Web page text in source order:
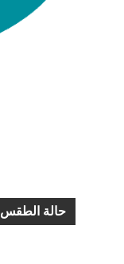
حالة الطقس